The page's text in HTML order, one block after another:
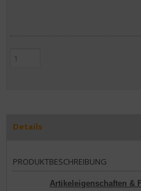
Details
PRODUKTBESCHREIBUNG
Artikeleigenschaften &